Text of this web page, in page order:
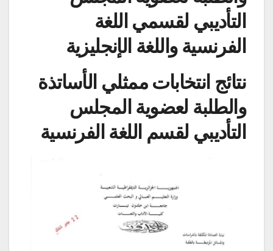
التأديبي لقسمي اللغة
الفرنسية واللغة الإنجليزية
نتائج انتخابات ممثلي الأساتذة
والطلبة لعضوية المجلس
التأديبي لقسم اللغة الفرنسية